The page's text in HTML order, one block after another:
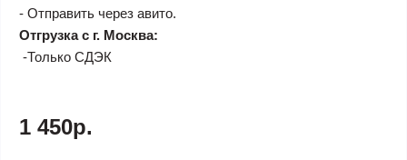
- Отправить через авито.
Отгрузка с г. Москва:
-Только СДЭК
1 450р.